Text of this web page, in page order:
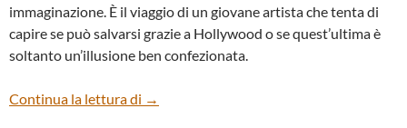
immaginazione. È il viaggio di un giovane artista che tenta di
capire se può salvarsi grazie a Hollywood o se quest’ultima è
soltanto un’illusione ben confezionata.
Continua la lettura di “BILLY KNIGHT” DI ALEC GRIFFEN
→